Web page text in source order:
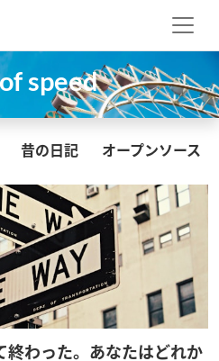
speed
昔の日記 オープンソース
終わった。あなたはどれか